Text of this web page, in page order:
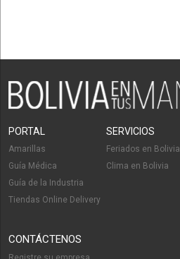
PORTAL
Amarillas
Guía Médica
Guía de la Industria
Tiendas Online Delivery
SERVICIOS
Feriados en Bolivia
Clima en Bolivia
CONTÁCTENOS